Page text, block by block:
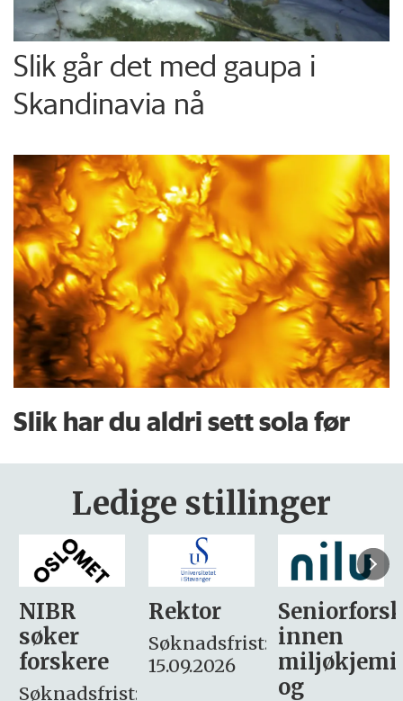
Slik går det med gaupa i
Skandinavia nå
Slik har du aldri sett sola før
Ledige stillinger
Rektor
Søknadsfrist:
15.09.2026
Seniorforsker
innen
miljøkjemi
søker
– fast